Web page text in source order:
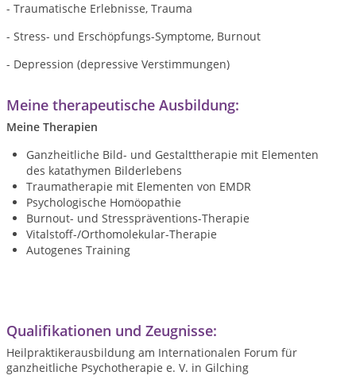
- Traumatische Erlebnisse, Trauma
- Stress- und Erschöpfungs-Symptome, Burnout
- Depression (depressive Verstimmungen)
Meine therapeutische Ausbildung:
Meine Therapien
Ganzheitliche Bild- und Gestalttherapie mit Elementen
des katathymen Bilderlebens
Traumatherapie mit Elementen von EMDR
Psychologische Homöopathie
Burnout- und Stresspräventions-Therapie
Vitalstoff-/Orthomolekular-Therapie
Autogenes Training
Qualifikationen und Zeugnisse:
Heilpraktikerausbildung am Internationalen Forum für
ganzheitliche Psychotherapie e. V. in Gilching